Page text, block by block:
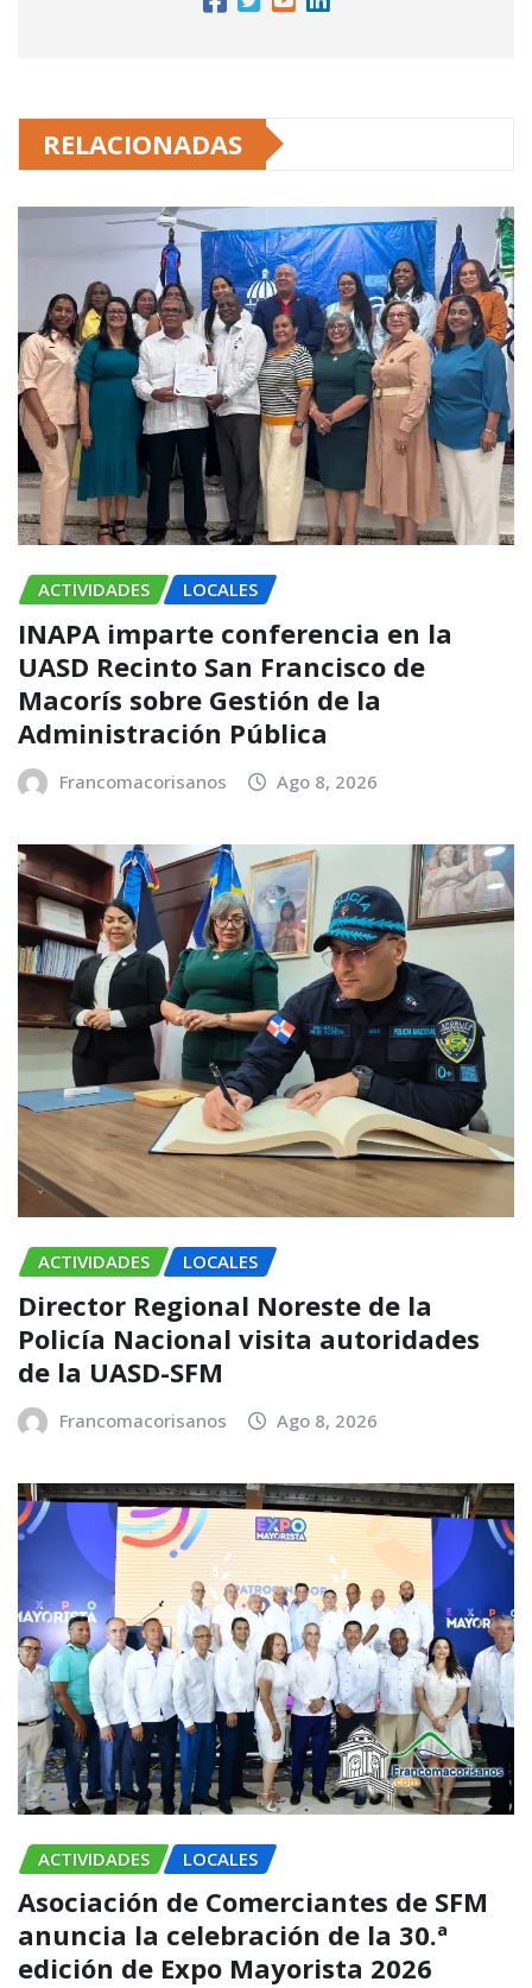
RELACIONADAS
ACTIVIDADES LOCALES
INAPA imparte conferencia en la
UASD Recinto San Francisco de
Macorís sobre Gestión de la
Administración Pública
Francomacorisanos Ago 8, 2026
ACTIVIDADES LOCALES
Director Regional Noreste de la
Policía Nacional visita autoridades
de la UASD-SFM
Francomacorisanos Ago 8, 2026
ACTIVIDADES LOCALES
Asociación de Comerciantes de SFM
anuncia la celebración de la 30.ª
edición de Expo Mayorista 2026